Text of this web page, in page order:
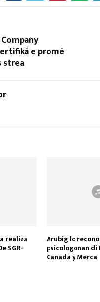
e promé
strea
realiza
SGR-
Arubig lo
psicologonan di
Canada y Merca